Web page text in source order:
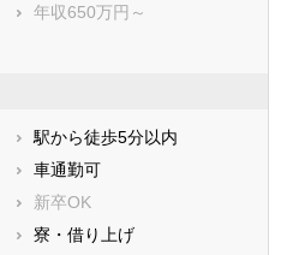
年収650万円～
駅から徒歩5分以内
車通勤可
新卒OK
寮・借り上げ